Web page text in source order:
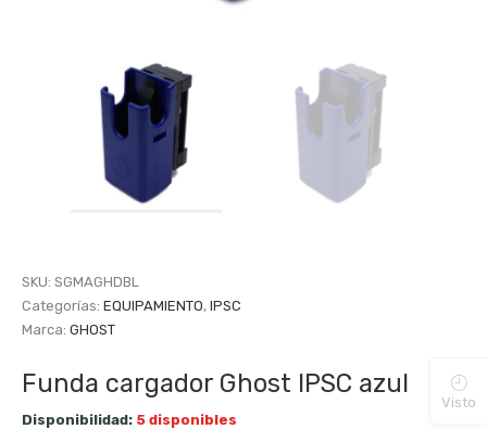
SKU: SGMAGHDBL
Categorías: EQUIPAMIENTO, IPSC
Marca: GHOST
Funda cargador Ghost IPSC azul
Disponibilidad: 5 disponibles
Visto